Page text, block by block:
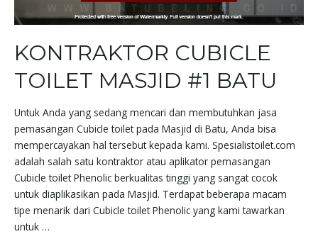
KONTRAKTOR CUBICLE
TOILET MASJID #1 BATU
Untuk Anda yang sedang mencari dan membutuhkan jasa
pemasangan Cubicle toilet pada Masjid di Batu, Anda bisa
mempercayakan hal tersebut kepada kami. Spesialistoilet.com
adalah salah satu kontraktor atau aplikator pemasangan
Cubicle toilet Phenolic berkualitas tinggi yang sangat cocok
untuk diaplikasikan pada Masjid. Terdapat beberapa macam
tipe menarik dari Cubicle toilet Phenolic yang kami tawarkan
untuk …